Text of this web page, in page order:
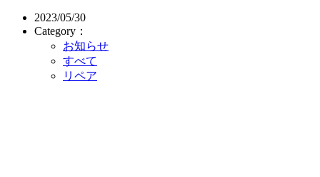
2023/05/30
Category：
お知らせ
すべて
リペア